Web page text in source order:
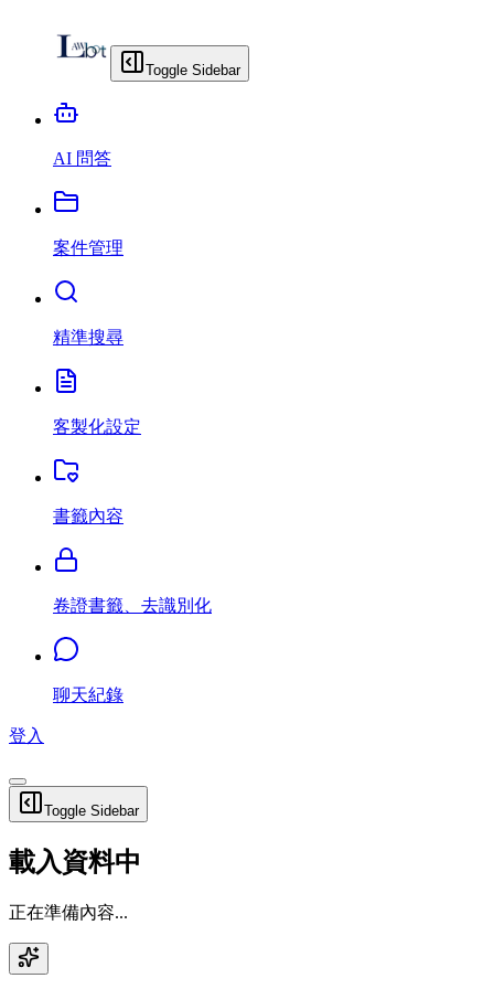
Toggle Sidebar
AI 問答
案件管理
精準搜尋
客製化設定
書籤內容
卷證書籤、去識別化
聊天紀錄
登入
Toggle Sidebar
載入資料中
正在準備內容...